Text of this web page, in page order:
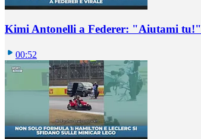
Kimi Antonelli a Federer: "Aiutami tu!"
00:52